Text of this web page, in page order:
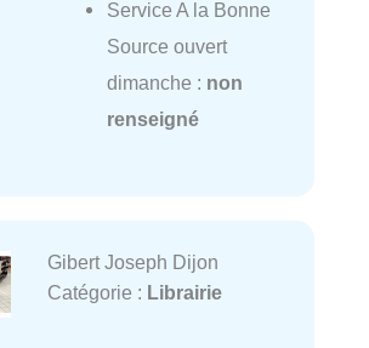
Service A la Bonne
Source ouvert
dimanche : non
renseigné
Gibert Joseph Dijon
Catégorie : Librairie